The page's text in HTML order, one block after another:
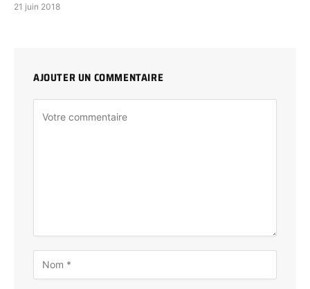
21 juin 2018
AJOUTER UN COMMENTAIRE